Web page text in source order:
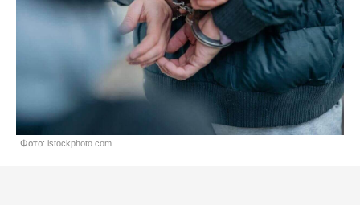
Фото: istockphoto.com